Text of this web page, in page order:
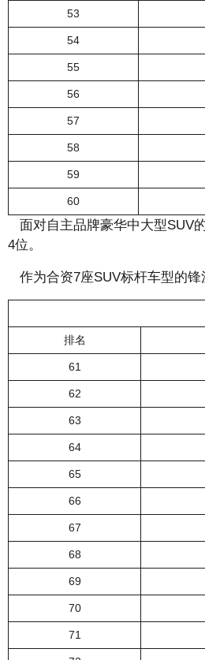
53
54
55
56
57
58
59
60
面对自主品牌豪华中大型SUV
4位。
作为合资7座SUV标杆车型的锋
排名
61
62
63
64
65
66
67
68
69
70
71